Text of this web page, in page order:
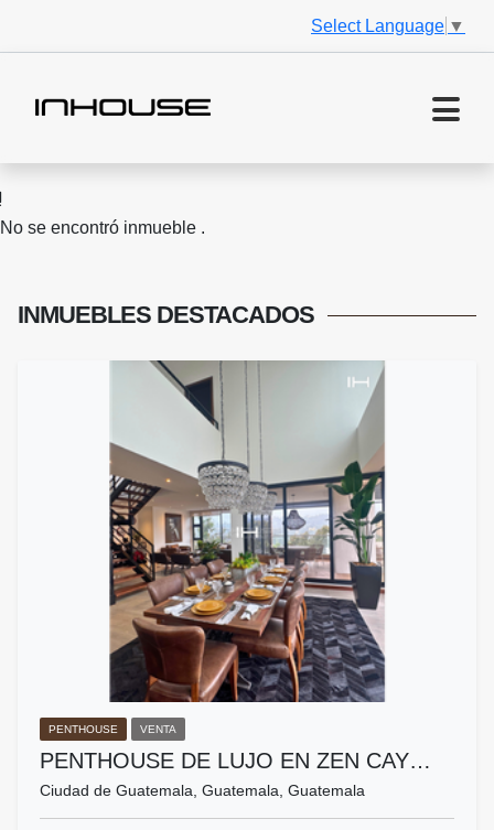
Select Language ▼
No se encontró inmueble .
INMUEBLES DESTACADOS
PENTHOUSE VENTA
PENTHOUSE DE LUJO EN ZEN CAY…
Ciudad de Guatemala, Guatemala, Guatemala